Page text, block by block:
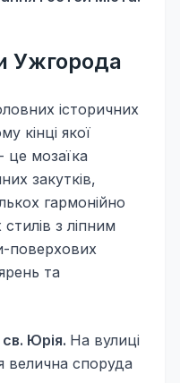
Ужгорода
історичних
кінці якої
це мозаїка
закутків,
гармонійно
з ліпним
поверхових
та
Юрія. На вулиці
велична споруда